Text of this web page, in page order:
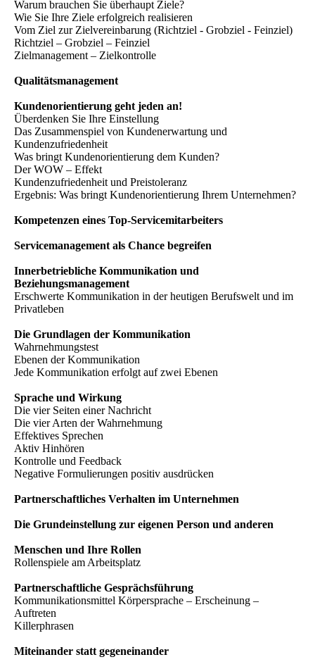
Warum brauchen Sie überhaupt Ziele?
Wie Sie Ihre Ziele erfolgreich realisieren
Vom Ziel zur Zielvereinbarung (Richtziel - Grobziel - Feinziel)
Richtziel – Grobziel – Feinziel
Zielmanagement – Zielkontrolle
Qualitätsmanagement
Kundenorientierung geht jeden an!
Überdenken Sie Ihre Einstellung
Das Zusammenspiel von Kundenerwartung und
Kundenzufriedenheit
Was bringt Kundenorientierung dem Kunden?
Der WOW – Effekt
Kundenzufriedenheit und Preistoleranz
Ergebnis: Was bringt Kundenorientierung Ihrem Unternehmen?
Kompetenzen eines Top-Servicemitarbeiters
Servicemanagement als Chance begreifen
Innerbetriebliche Kommunikation und
Beziehungsmanagement
Erschwerte Kommunikation in der heutigen Berufswelt und im
Privatleben
Die Grundlagen der Kommunikation
Wahrnehmungstest
Ebenen der Kommunikation
Jede Kommunikation erfolgt auf zwei Ebenen
Sprache und Wirkung
Die vier Seiten einer Nachricht
Die vier Arten der Wahrnehmung
Effektives Sprechen
Aktiv Hinhören
Kontrolle und Feedback
Negative Formulierungen positiv ausdrücken
Partnerschaftliches Verhalten im Unternehmen
Die Grundeinstellung zur eigenen Person und anderen
Menschen und Ihre Rollen
Rollenspiele am Arbeitsplatz
Partnerschaftliche Gesprächsführung
Kommunikationsmittel Körpersprache – Erscheinung –
Auftreten
Killerphrasen
Miteinander statt gegeneinander